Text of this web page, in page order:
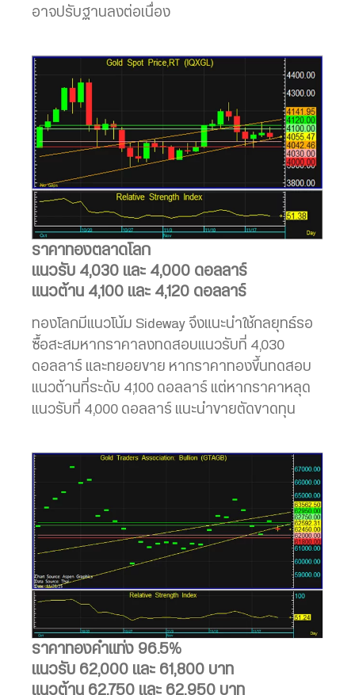
อาจปรับฐานลงต่อเนื่อง
ราคาทองตลาดโลก
แนวรับ 4,030 และ 4,000 ดอลลาร์
แนวต้าน 4,100 และ 4,120 ดอลลาร์
ทองโลกมีแนวโน้ม Sideway จึงแนะนำใช้กลยุทธ์รอ
ซื้อสะสมหากราคาลงทดสอบแนวรับที่ 4,030
ดอลลาร์ และทยอยขาย หากราคาทองขึ้นทดสอบ
แนวต้านที่ระดับ 4,100 ดอลลาร์ แต่หากราคาหลุด
แนวรับที่ 4,000 ดอลลาร์ แนะนำขายตัดขาดทุน
ราคาทองคำแท่ง 96.5%
แนวรับ 62,000 และ 61,800 บาท
แนวต้าน 62,750 และ 62,950 บาท